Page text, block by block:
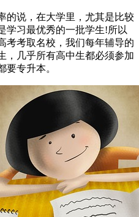
的说，在大学里，尤其是比较
学习最优秀的一批学生!所以
考考取名校，我们每年辅导的
，几乎所有高中生都必须参加
要专升本。